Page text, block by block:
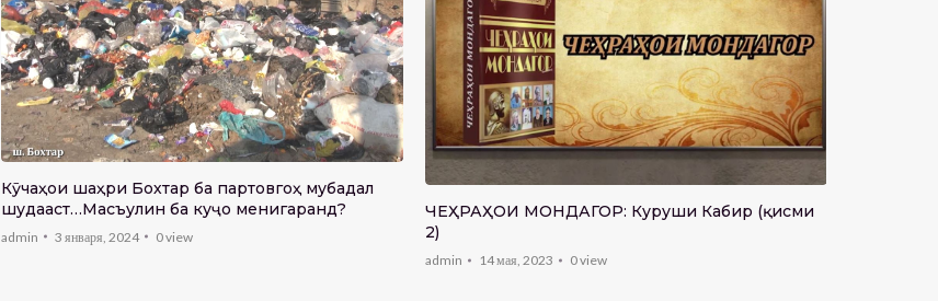
Кӯчаҳои шаҳри Бохтар ба партовгоҳ мубадал
шудааст…Масъулин ба куҷо менигаранд?
admin 3 января, 2024 0view
ЧЕҲРАҲОИ МОНДАГОР: Куруши Кабир (қисми
2)
admin 14 мая, 2023 0view